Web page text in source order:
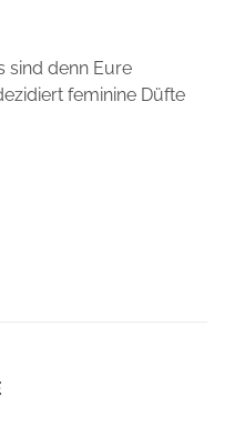
sind denn Eure
feminine Düfte